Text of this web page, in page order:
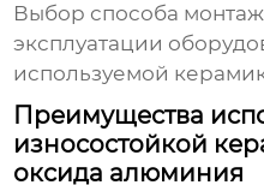
Выбор способа
эксплуатации
используемой
Преимущества
износостойкой
оксида алюминия